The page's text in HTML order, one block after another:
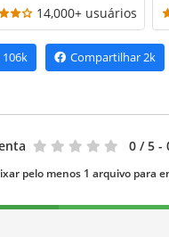
14,000+ usuários
106k Compartilhar2k
0 / 5 -
pelo menos 1 arquivo para